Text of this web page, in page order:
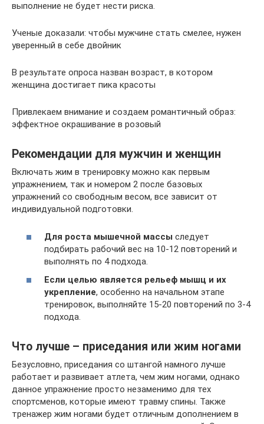
выполнение не будет нести риска.
Ученые доказали: чтобы мужчине стать смелее, нужен
уверенный в себе двойник
В результате опроса назван возраст, в котором
женщина достигает пика красоты
Привлекаем внимание и создаем романтичный образ:
эффектное окрашивание в розовый
Рекомендации для мужчин и женщин
Включать жим в тренировку можно как первым
упражнением, так и номером 2 после базовых
упражнений со свободным весом, все зависит от
индивидуальной подготовки.
Для роста мышечной массы следует
подбирать рабочий вес на 10-12 повторений и
выполнять по 4 подхода.
Если целью является рельеф мышц и их
укрепление, особенно на начальном этапе
тренировок, выполняйте 15-20 повторений по 3-4
подхода.
Что лучше – приседания или жим ногами
Безусловно, приседания со штангой намного лучше
работает и развивает атлета, чем жим ногами, однако
данное упражнение просто незаменимо для тех
спортсменов, которые имеют травму спины. Также
тренажер жим ногами будет отличным дополнением в